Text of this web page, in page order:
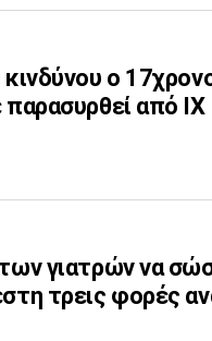
ο
από ΙΧ
γιατρών να
τρεις φορές